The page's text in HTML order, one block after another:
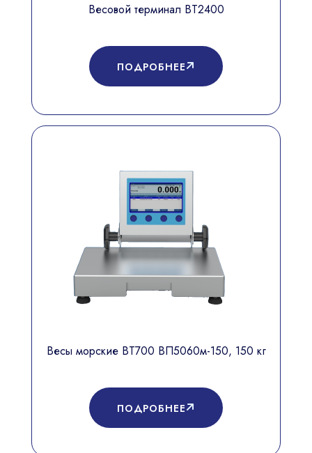
Весовой терминал ВТ2400
ПОДРОБНЕЕ
Весы морские ВТ700 ВП5060м-150, 150 кг
ПОДРОБНЕЕ